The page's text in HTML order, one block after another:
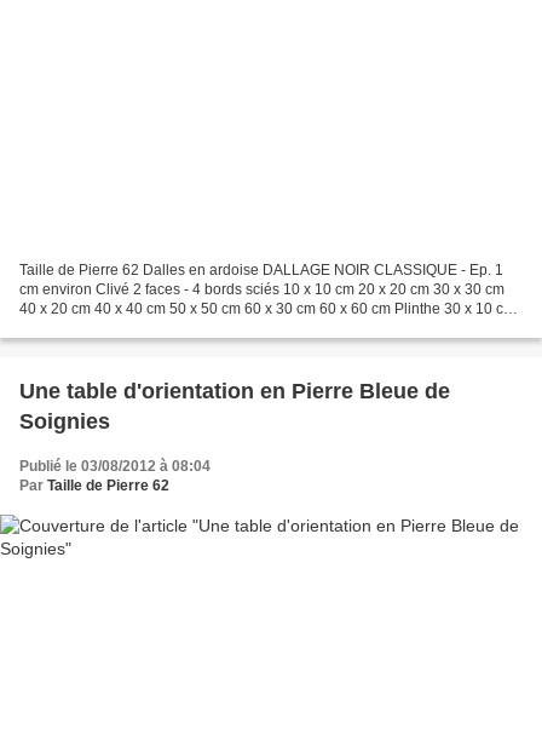
Taille de Pierre 62 Dalles en ardoise DALLAGE NOIR CLASSIQUE - Ep. 1
cm environ Clivé 2 faces - 4 bords sciés 10 x 10 cm 20 x 20 cm 30 x 30 cm
40 x 20 cm 40 x 40 cm 50 x 50 cm 60 x 30 cm 60 x 60 cm Plinthe 30 x 10 cm
Une table d'orientation en Pierre Bleue de
Soignies
Publié le 03/08/2012 à 08:04
Par Taille de Pierre 62